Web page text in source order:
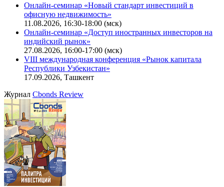
Онлайн-семинар «Новый стандарт инвестиций в
офисную недвижимость»
11.08.2026, 16:30-18:00 (мск)
Онлайн-семинар «Доступ иностранных инвесторов на
индийский рынок»
27.08.2026, 16:00-17:00 (мск)
VIII международная конференция «Рынок капитала
Республики Узбекистан»
17.09.2026, Ташкент
Журнал Cbonds Review